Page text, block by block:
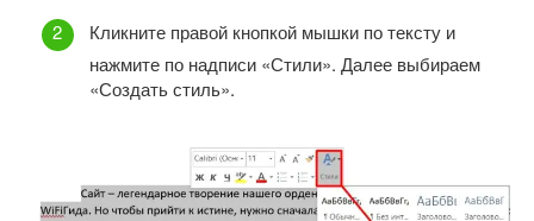
Кликните правой кнопкой мышки по тексту и
нажмите по надписи «Стили». Далее выбираем
«Создать стиль».